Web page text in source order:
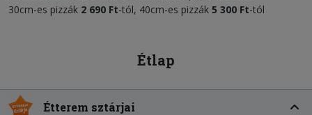
30cm-es pizzák 2 690 Ft-tól, 40cm-es pizzák 5 300 Ft-tól
Étlap
Étterem sztárjai